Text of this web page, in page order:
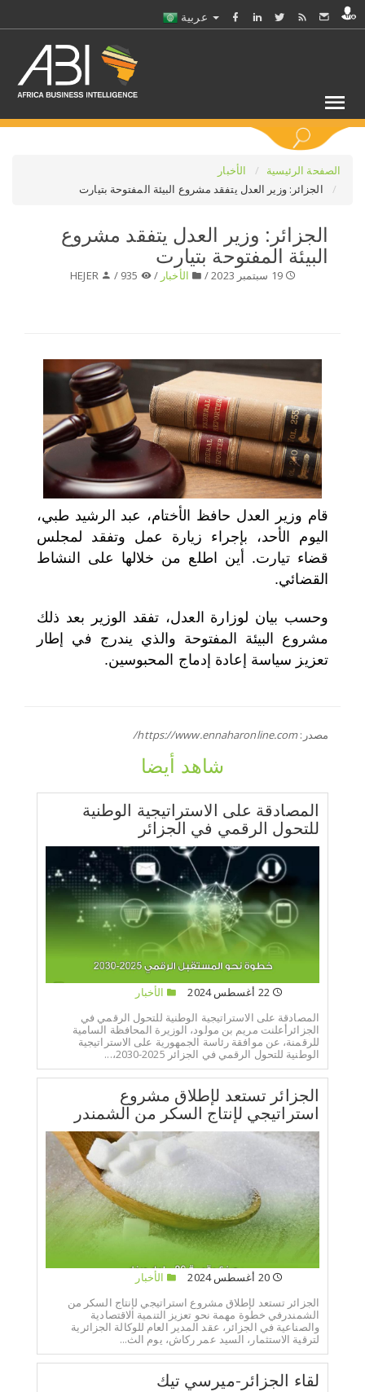
اختر بلدا/بلدان
الصفحة الرئيسية
الأخبار
الجزائر: وزير العدل يتفقد مشروع البيئة المفتوحة بتيارت
الجزائر: وزير العدل يتفقد مشروع
البيئة المفتوحة بتيارت
19 سبتمبر 2023 / الأخبار /
HEJER
قام وزير العدل حافظ الأختام، عبد الرشيد طبي،
اليوم الأحد، بإجراء زيارة عمل وتفقد لمجلس
قضاء تيارت. أين اطلع من خلالها على النشاط
القضائي.
وحسب بيان لوزارة العدل، تفقد الوزير بعد ذلك
مشروع البيئة المفتوحة والذي يندرج في إطار
تعزيز سياسة إعادة إدماج المحبوسين.
مصدر:https://www.ennaharonline.com/
شاهد أيضا
المصادقة على الاستراتيجية الوطنية
للتحول الرقمي في الجزائر
22 أغسطس 2024
الأخبار
المصادقة على الاستراتيجية الوطنية للتحول الرقمي في
الجزائرأعلنت مريم بن مولود، الوزيرة المحافظة السامية
للرقمنة، عن موافقة رئاسة الجمهورية على الاستراتيجية
الوطنية للتحول الرقمي في الجزائر 2025-2030،...
الجزائر تستعد لإطلاق مشروع
استراتيجي لإنتاج السكر من الشمندر
20 أغسطس 2024
الأخبار
الجزائر تستعد لإطلاق مشروع استراتيجي لإنتاج السكر من
الشمندرفي خطوة مهمة نحو تعزيز التنمية الاقتصادية
والصناعية في الجزائر، عقد المدير العام للوكالة الجزائرية
لترقية الاستثمار، السيد عمر ركاش، يوم الث...
لقاء الجزائر-ميرسي تيك